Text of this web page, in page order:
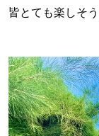
皆とても楽しそ